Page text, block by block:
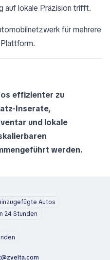
auf lokale Präzision trifft.
für mehrere
Plattform.
effizienter zu
Inserate,
und lokale
werden.
Autos
24 Stunden